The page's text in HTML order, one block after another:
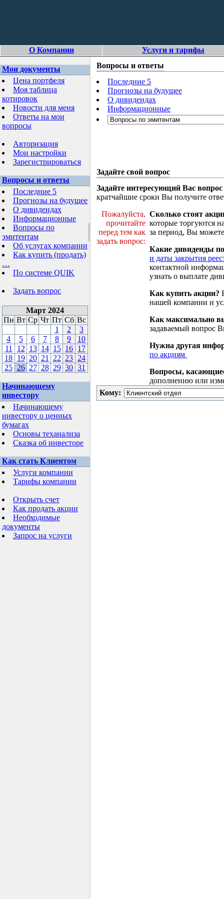
О Компании Услуги и тарифы
Мои документы
Цена портфеля
Моя таблица
котировок
Новости для меня
Ответы на мои
вопросы
Авторизация
Мои настройки
Зарегистрироваться
Вопросы и ответы
Последние 5
Прогнозы на будущее
О дивидендах
Информационные
Вопросы по
эмитентам
Об услугах компании
Как купить (продать)
…
По системе QUIK
Задать вопрос
Март 2024
Пн Вт Ср Чт Пт Сб Вс
1
2
3
4
5 6 7 8 9
10
11
12 13 14 15 16 17
18 19 20 21 22 23 24
25 26 27 28 29 30 31
Начинающему
инвестору
Начинающему
инвестору о ценных
бумагах
Основы теханализа
Сказка об инвесторе
Как стать Клиентом
Услуги компании
Тарифы компании
Открыть счет
Как продать акции
Необходимые
документы
Запрос на услуги
Вопросы и ответы
Последние 5
Прогнозы на будущее
О дивидендах
Информационные
Задайте свой вопрос
Задайте интересующий Вас вопрос
кратчайшие сроки Вы получите
Пожалуйста,
прочитайте
перед тем как
задать вопрос:
Сколько стоят
которые торгуются
за период, Вы
Какие дивиденды
и даты закрытия
контактной
узнать о выплате
Как купить акции?
нашей компании и
Как максимально
задаваемый вопрос
Нужна другая
по акциям
Вопросы,
дополнению или
Кому: